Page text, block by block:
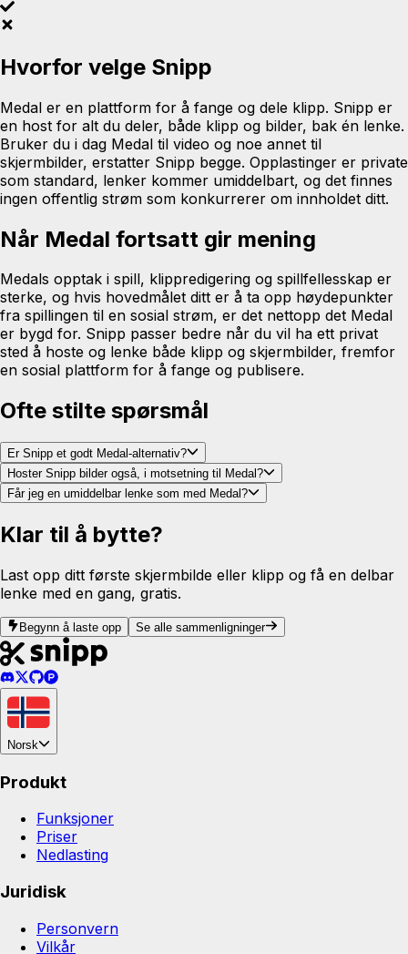
Hvorfor velge Snipp
Medal er en plattform for å fange og dele klipp. Snipp er
en host for alt du deler, både klipp og bilder, bak én lenke.
Bruker du i dag Medal til video og noe annet til
skjermbilder, erstatter Snipp begge. Opplastinger er private
som standard, lenker kommer umiddelbart, og det finnes
ingen offentlig strøm som konkurrerer om innholdet ditt.
Når Medal fortsatt gir mening
Medals opptak i spill, klippredigering og spillfellesskap er
sterke, og hvis hovedmålet ditt er å ta opp høydepunkter
fra spillingen til en sosial strøm, er det nettopp det Medal
er bygd for. Snipp passer bedre når du vil ha ett privat
sted å hoste og lenke både klipp og skjermbilder, fremfor
en sosial plattform for å fange og publisere.
Ofte stilte spørsmål
Er Snipp et godt Medal-alternativ?
Hoster Snipp bilder også, i motsetning til Medal?
Får jeg en umiddelbar lenke som med Medal?
Klar til å bytte?
Last opp ditt første skjermbilde eller klipp og få en delbar
lenke med en gang, gratis.
Begynn å laste opp Se alle sammenligninger
Norsk
Produkt
Funksjoner
Priser
Nedlasting
Juridisk
Personvern
Vilkår